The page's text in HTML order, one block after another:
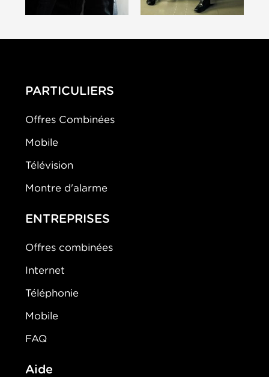
PARTICULIERS
Offres Combinées
Mobile
Télévision
Montre d'alarme
ENTREPRISES
Offres combinées
Internet
Téléphonie
Mobile
FAQ
Aide